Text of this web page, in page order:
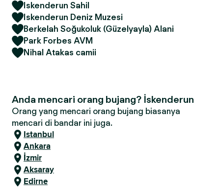
Iskenderun Sahil
Iskenderun Deniz Muzesi
Berkelah Soğukoluk (Güzelyayla) Alani
Park Forbes AVM
Nihal Atakas camii
Anda mencari orang bujang? İskenderun
Orang yang mencari orang bujang biasanya
mencari di bandar ini juga.
Istanbul
Ankara
İzmir
Aksaray
Edirne